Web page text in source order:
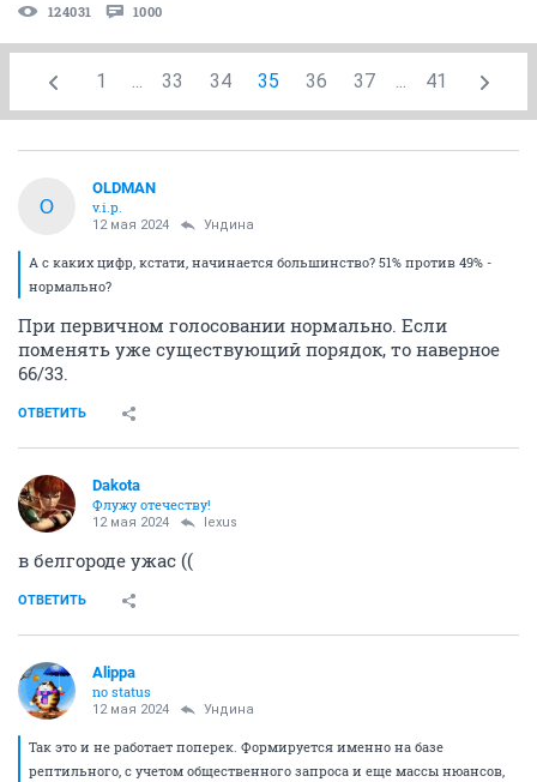
124031 1000
1 ... 33 34 35 36 37 ... 41
O
OLDMAN
v.i.p.
12 мая 2024 Ундинa
А с каких цифр, кстати, начинается большинство? 51% против 49% -
нормально?
При первичном голосовании нормально. Если
поменять уже существующий порядок, то наверное
66/33.
ОТВЕТИТЬ
Dаkota
Флужу отечеству!
12 мая 2024 lexus
в белгороде ужас ((
ОТВЕТИТЬ
Alippa
no status
12 мая 2024 Ундинa
Так это и не работает поперек. Формируется именно на базе
рептильного, с учетом общественного запроса и еще массы нюансов,